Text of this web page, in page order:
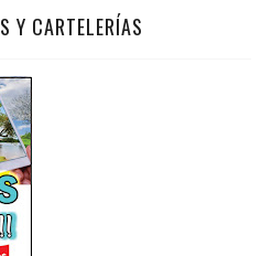
Y CARTELERÍAS